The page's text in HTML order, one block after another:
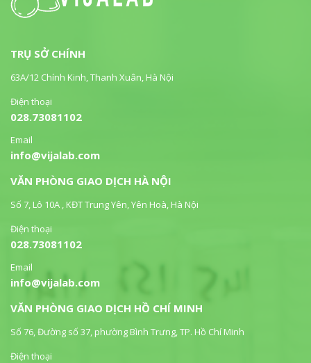
TRỤ SỞ CHÍNH
63A/12 Chính Kinh, Thanh Xuân, Hà Nội
Điện thoại
028.73081102
Email
info@vijalab.com
VĂN PHÒNG GIAO DỊCH HÀ NỘI
Số 7, Lô 10A , KĐT Trung Yên, Yên Hoà, Hà Nội
Điện thoại
028.73081102
Email
info@vijalab.com
VĂN PHÒNG GIAO DỊCH HỒ CHÍ MINH
Số 76, Đường số 37, phường Bình Trưng, TP. Hồ Chí Minh
Điện thoại